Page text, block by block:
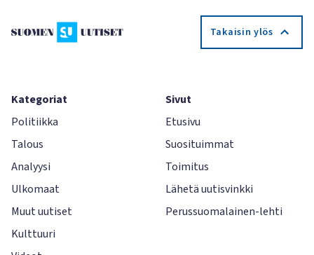
Takaisin ylös
Kategoriat
Politiikka
Talous
Analyysi
Ulkomaat
Muut uutiset
Kulttuuri
Sivut
Etusivu
Suosituimmat
Toimitus
Lähetä uutisvinkki
Perussuomalainen-lehti